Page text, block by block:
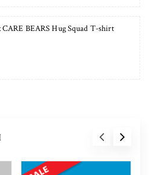
CARE BEARS Hug Squad T-shirt